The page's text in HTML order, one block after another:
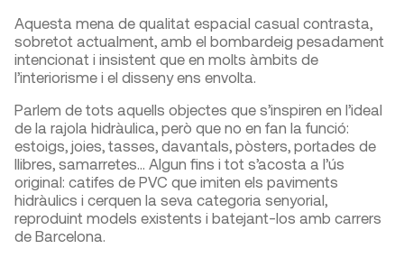
Aquesta mena de qualitat espacial casual contrasta,
sobretot actualment, amb el bombardeig pesadament
intencionat i insistent que en molts àmbits de
l’interiorisme i el disseny ens envolta.
Parlem de tots aquells objectes que s’inspiren en l’ideal
de la rajola hidràulica, però que no en fan la funció:
estoigs, joies, tasses, davantals, pòsters, portades de
llibres, samarretes… Algun fins i tot s’acosta a l’ús
original: catifes de PVC que imiten els paviments
hidràulics i cerquen la seva categoria senyorial,
reproduint models existents i batejant-los amb carrers
de Barcelona.